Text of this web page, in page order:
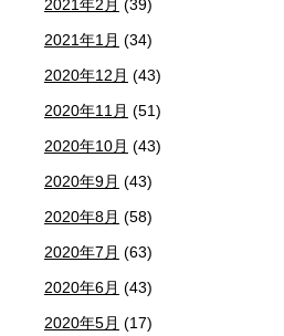
2021年2月 (39)
2021年1月 (34)
2020年12月 (43)
2020年11月 (51)
2020年10月 (43)
2020年9月 (43)
2020年8月 (58)
2020年7月 (63)
2020年6月 (43)
2020年5月 (17)